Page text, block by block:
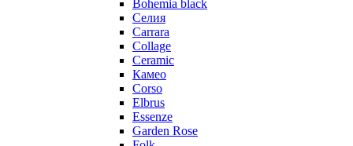
Bohemia black
Селия
Carrara
Collage
Ceramic
Камео
Corso
Elbrus
Essenze
Garden Rose